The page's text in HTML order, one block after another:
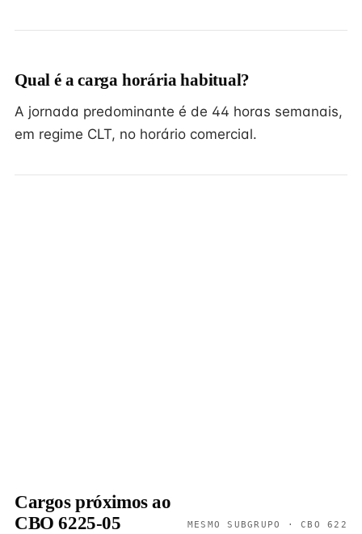
Qual é a carga horária habitual?
A jornada predominante é de 44 horas semanais,
em regime CLT, no horário comercial.
Cargos próximos ao
CBO 6225-05
MESMO SUBGRUPO · CBO 622